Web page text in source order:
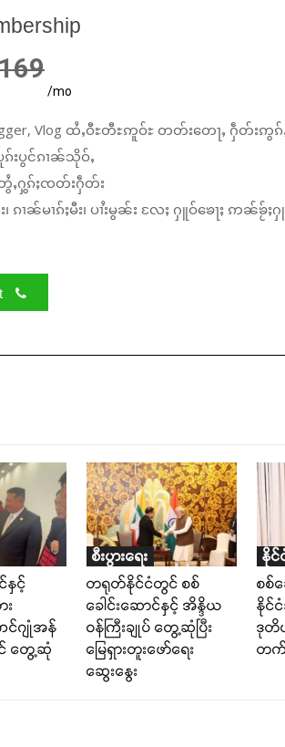
/mo
Vlog ထႆႇဝီႊတီႊဢူဝ်ႊ တတ်းတေႃႇ ႁဵတ်းဢွ
းပွင်ၵၢၼ်သိုဝ်ႇ
ႇႁွၵ်ႈၸတ်းႁဵတ်း
ၵၢၼ်မၢၵ်ႈမီး၊ ပၢႆးမွၼ်း လႄႈ ႁူဝ်ၶေႃႈ ဢၼ်ၶႂ်ႈ
နှင့်
း
င်ဂျုံအန်
တွေ့ဆုံ
စီးပွားရေး
တရုတ်နိုင်ငံတွင် စစ်
ခေါင်းဆောင်နှင့် အိန္ဒိယ
ဝန်ကြီးချုပ် တွေ့ဆုံပြီး
မြေရှားတူးဖော်ရေး
ဆွေးနွေး
နိုင်
စစ်
နိုင်ငံ
ဒုတိ
တက်